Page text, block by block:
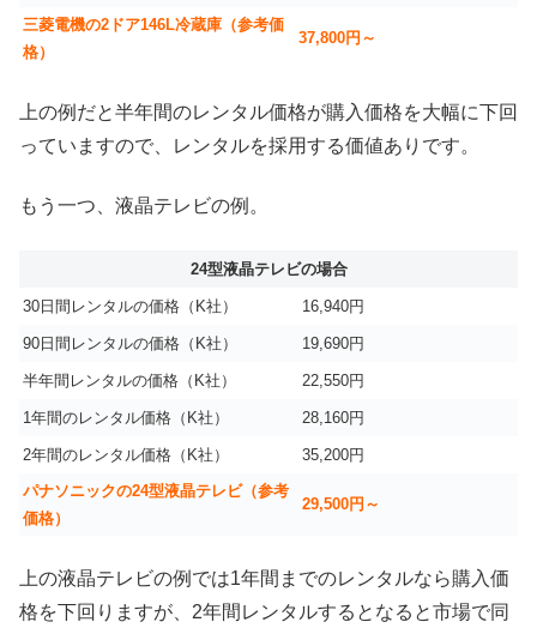
三菱電機の2ドア146L冷蔵庫（参考価
格）
37,800円～
上の例だと半年間のレンタル価格が購入価格を大幅に下回
っていますので、レンタルを採用する価値ありです。
もう一つ、液晶テレビの例。
24型液晶テレビの場合
30日間レンタルの価格（K社） 16,940円
90日間レンタルの価格（K社） 19,690円
半年間レンタルの価格（K社） 22,550円
1年間のレンタル価格（K社） 28,160円
2年間のレンタル価格（K社）
35,200円
パナソニックの24型液晶テレビ（参考
価格）
29,500円～
上の液晶テレビの例では1年間までのレンタルなら購入価
格を下回りますが、2年間レンタルするとなると市場で同